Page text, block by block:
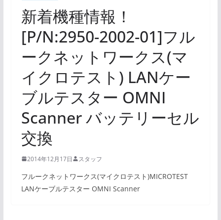
新着機種情報！
[P/N:2950-2002-01]フル
ークネットワークス(マ
イクロテスト) LANケー
ブルテスター OMNI
Scanner バッテリーセル
交換
2014年12月17日 スタッフ
フルークネットワークス(マイクロテスト)MICROTEST
LANケーブルテスター OMNI Scanner